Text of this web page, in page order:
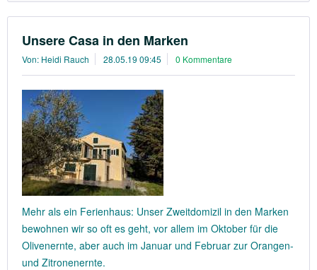
Unsere Casa in den Marken
Von: Heidi Rauch 28.05.19 09:45 0 Kommentare
Mehr als ein Ferienhaus: Unser Zweitdomizil in den Marken
bewohnen wir so oft es geht, vor allem im Oktober für die
Olivenernte, aber auch im Januar und Februar zur Orangen-
und Zitronenernte.